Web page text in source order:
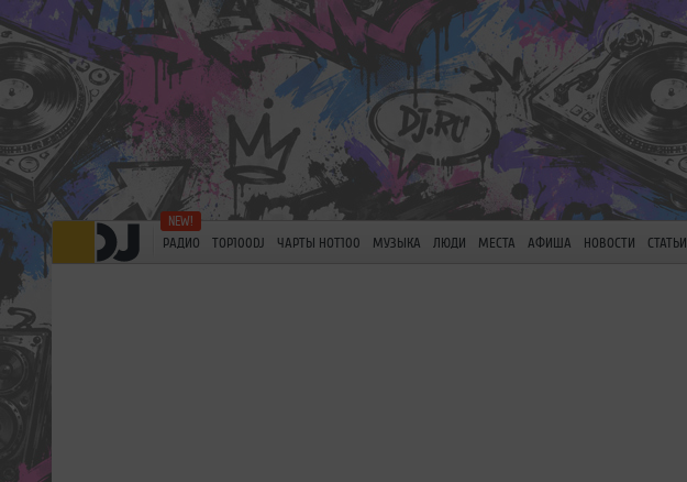
РАДИО TOP100DJ ЧАРТЫ HOT100 МУЗЫКА ЛЮДИ МЕСТА АФИША НОВОСТИ СТАТЬИ